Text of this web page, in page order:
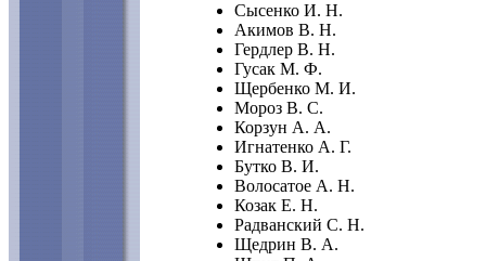
Сысенко И. Н.
Акимов В. Н.
Гердлер В. Н.
Гусак М. Ф.
Щербенко М. И.
Мороз В. С.
Корзун А. А.
Игнатенко А. Г.
Бутко В. И.
Волосатое А. Н.
Козак Е. Н.
Радванский С. Н.
Щедрин В. А.